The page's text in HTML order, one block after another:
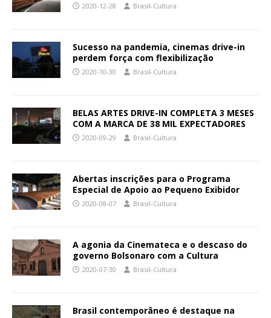
2020-12-28 Brasil-Cultura
Sucesso na pandemia, cinemas drive-in
perdem força com flexibilização
2020-10-30 Brasil-Cultura
BELAS ARTES DRIVE-IN COMPLETA 3 MESES
COM A MARCA DE 38 MIL EXPECTADORES
2020-09-29 Brasil-Cultura
Abertas inscrições para o Programa
Especial de Apoio ao Pequeno Exibidor
2020-08-07 Brasil-Cultura
A agonia da Cinemateca e o descaso do
governo Bolsonaro com a Cultura
2020-07-30 Brasil-Cultura
Brasil contemporâneo é destaque na